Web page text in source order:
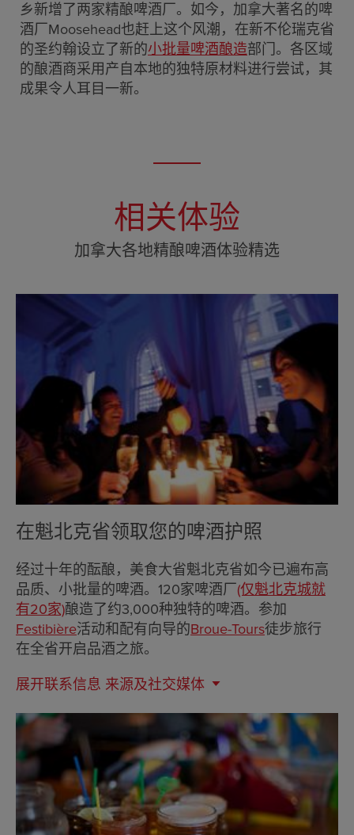
乡新增了两家精酿啤酒厂。如今，加拿大著名的啤
酒厂Moosehead也赶上这个风潮，在新不伦瑞克省
的圣约翰设立了新的小批量啤酒酿造部门。各区域
的酿酒商采用产自本地的独特原材料进行尝试，其
成果令人耳目一新。
相关体验
加拿大各地精酿啤酒体验精选
在魁北克省领取您的啤酒护照
经过十年的酝酿，美食大省魁北克省如今已遍布高
品质、小批量的啤酒。120家啤酒厂(仅魁北克城就
有20家)酿造了约3,000种独特的啤酒。参加
Festibière活动和配有向导的Broue-Tours徒步旅行
在全省开启品酒之旅。
展开联系信息 来源及社交媒体